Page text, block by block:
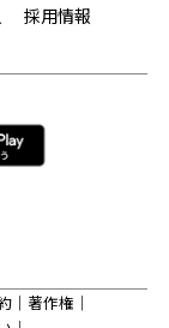
採用情報
著作権